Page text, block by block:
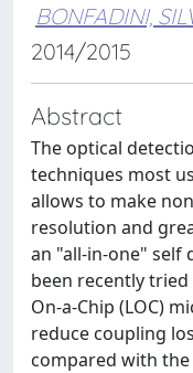
BONFADINI,
2014/2015
Abstract
The optical
techniques most
allows to make
resolution and
an "all-in-one" self
been recently
On-a-Chip (LOC)
reduce coupling
compared with